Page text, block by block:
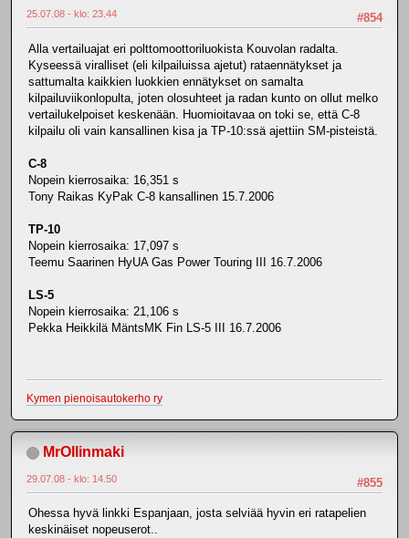
#854
25.07.08 - klo: 23.44
Alla vertailuajat eri polttomoottoriluokista Kouvolan radalta.
Kyseessä viralliset (eli kilpailuissa ajetut) rataennätykset ja
sattumalta kaikkien luokkien ennätykset on samalta
kilpailuviikonlopulta, joten olosuhteet ja radan kunto on ollut melko
vertailukelpoiset keskenään. Huomioitavaa on toki se, että C-8
kilpailu oli vain kansallinen kisa ja TP-10:ssä ajettiin SM-pisteistä.
C-8
Nopein kierrosaika: 16,351 s
Tony Raikas KyPak C-8 kansallinen 15.7.2006
TP-10
Nopein kierrosaika: 17,097 s
Teemu Saarinen HyUA Gas Power Touring III 16.7.2006
LS-5
Nopein kierrosaika: 21,106 s
Pekka Heikkilä MäntsMK Fin LS-5 III 16.7.2006
Kymen pienoisautokerho ry
MrOllinmaki
#855
29.07.08 - klo: 14.50
Ohessa hyvä linkki Espanjaan, josta selviää hyvin eri ratapelien
keskinäiset nopeuserot..